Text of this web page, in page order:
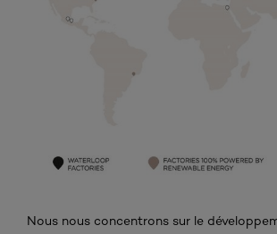
Nous nous concentrons sur le